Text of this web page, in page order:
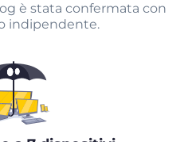
è stata confermata con
indipendente.